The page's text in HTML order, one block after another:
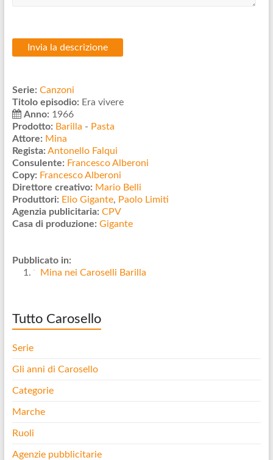
Serie: Canzoni
Titolo episodio: Era vivere
Anno: 1966
Prodotto: Barilla - Pasta
Attore: Mina
Regista: Antonello Falqui
Consulente: Francesco Alberoni
Copy: Francesco Alberoni
Direttore creativo: Mario Belli
Produttori: Elio Gigante, Paolo Limiti
Agenzia publicitaria: CPV
Casa di produzione: Gigante
Pubblicato in:
Mina nei Caroselli Barilla
Tutto Carosello
Serie
Gli anni di Carosello
Categorie
Marche
Ruoli
Agenzie pubblicitarie